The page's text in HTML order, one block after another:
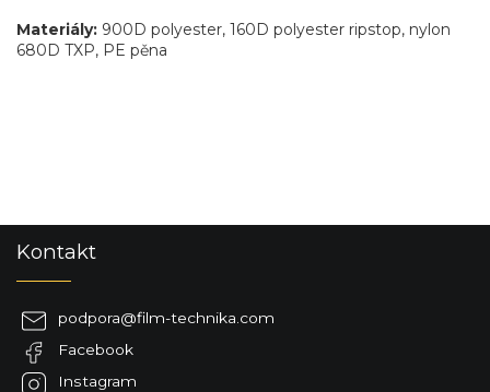
Materiály: 900D polyester, 160D polyester ripstop, nylon
680D TXP, PE pěna
Kontakt
podpora@film-technika.com
Facebook
Instagram